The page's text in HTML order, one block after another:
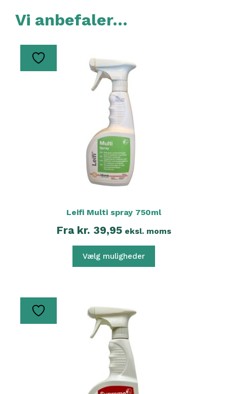
Vi anbefaler…
Leifi Multi spray 750ml
Fra kr. 39,95eksl. moms
Vælg muligheder
Dette
Dette